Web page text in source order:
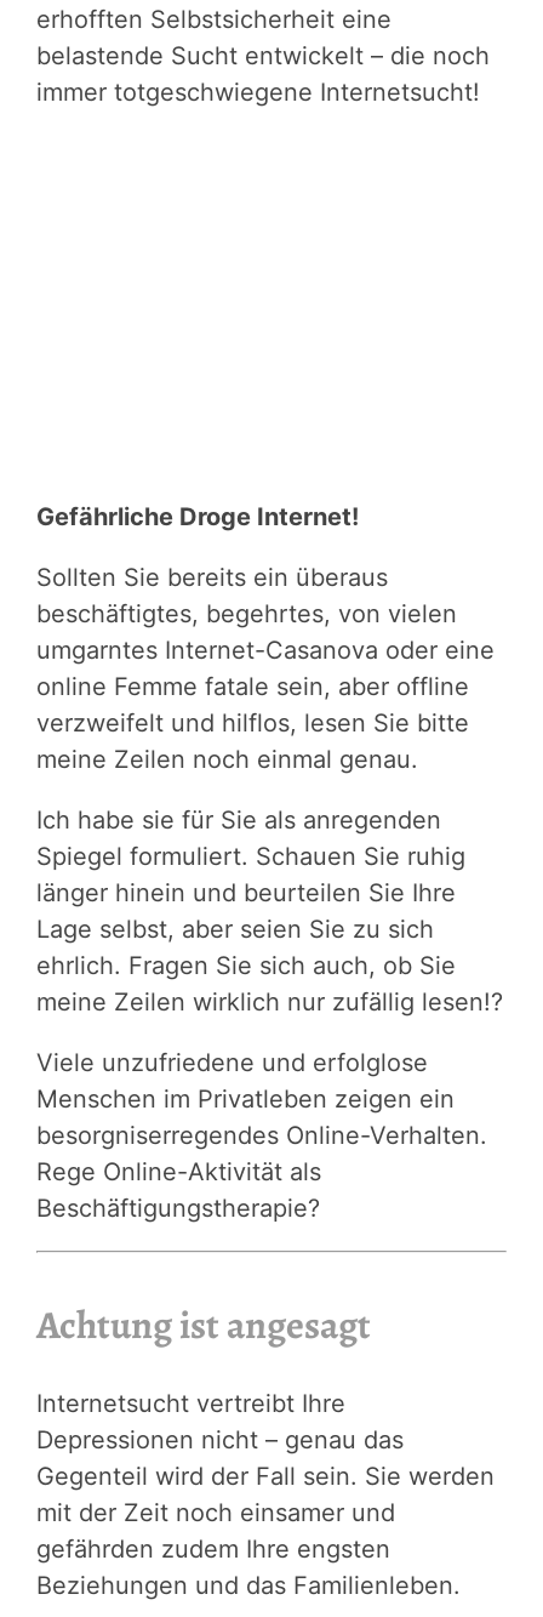
erhofften Selbstsicherheit eine
belastende Sucht entwickelt – die noch
immer totgeschwiegene Internetsucht!
Gefährliche Droge Internet!
Sollten Sie bereits ein überaus
beschäftigtes, begehrtes, von vielen
umgarntes Internet-Casanova oder eine
online Femme fatale sein, aber offline
verzweifelt und hilflos, lesen Sie bitte
meine Zeilen noch einmal genau.
Ich habe sie für Sie als anregenden
Spiegel formuliert. Schauen Sie ruhig
länger hinein und beurteilen Sie Ihre
Lage selbst, aber seien Sie zu sich
ehrlich. Fragen Sie sich auch, ob Sie
meine Zeilen wirklich nur zufällig lesen!?
Viele unzufriedene und erfolglose
Menschen im Privatleben zeigen ein
besorgniserregendes Online-Verhalten.
Rege Online-Aktivität als
Beschäftigungstherapie?
Achtung ist angesagt
Internetsucht vertreibt Ihre
Depressionen nicht – genau das
Gegenteil wird der Fall sein. Sie werden
mit der Zeit noch einsamer und
gefährden zudem Ihre engsten
Beziehungen und das Familienleben.